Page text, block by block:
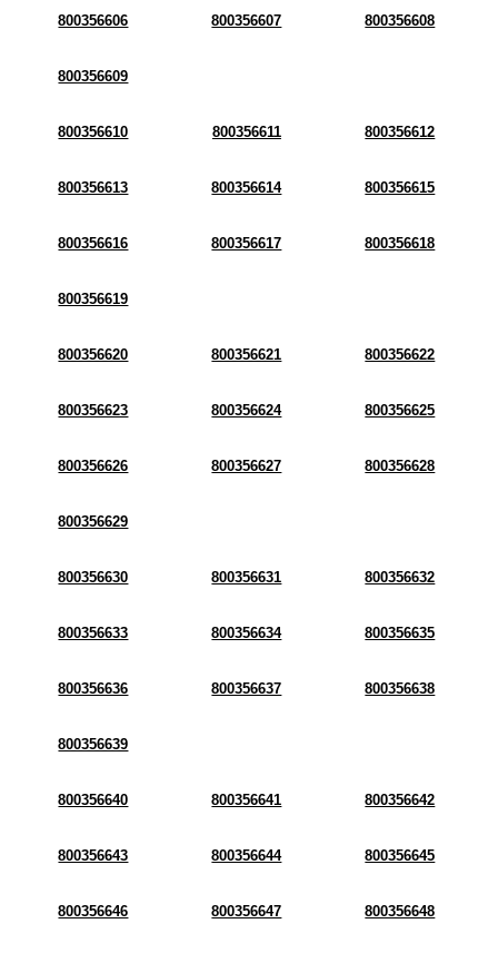
800356606 800356607 800356608
800356609
800356610 800356611 800356612
800356613 800356614 800356615
800356616 800356617 800356618
800356619
800356620 800356621 800356622
800356623 800356624 800356625
800356626 800356627 800356628
800356629
800356630 800356631 800356632
800356633 800356634 800356635
800356636 800356637 800356638
800356639
800356640 800356641 800356642
800356643 800356644 800356645
800356646 800356647 800356648